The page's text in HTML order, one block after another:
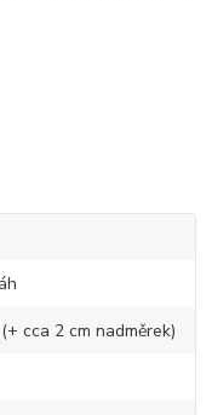
cca 2 cm nadměrek)